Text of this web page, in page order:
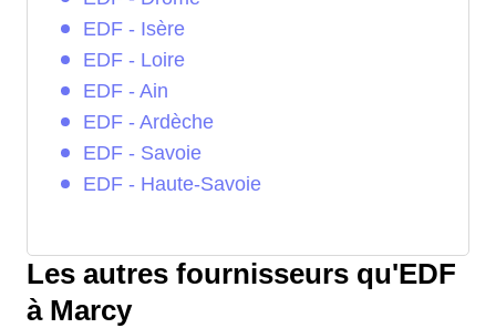
EDF - Isère
EDF - Loire
EDF - Ain
EDF - Ardèche
EDF - Savoie
EDF - Haute-Savoie
Les autres fournisseurs qu'EDF
à Marcy